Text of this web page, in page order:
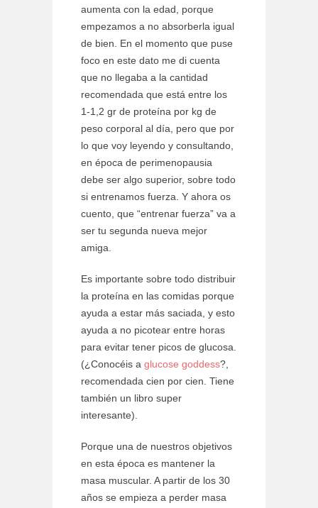
aumenta con la edad, porque
empezamos a no absorberla igual
de bien. En el momento que puse
foco en este dato me di cuenta
que no llegaba a la cantidad
recomendada que está entre los
1-1,2 gr de proteína por kg de
peso corporal al día, pero que por
lo que voy leyendo y consultando,
en época de perimenopausia
debe ser algo superior, sobre todo
si entrenamos fuerza. Y ahora os
cuento, que “entrenar fuerza” va a
ser tu segunda nueva mejor
amiga.
Es importante sobre todo distribuir
la proteína en las comidas porque
ayuda a estar más saciada, y esto
ayuda a no picotear entre horas
para evitar tener picos de glucosa.
(¿Conocéis a glucose goddess?,
recomendada cien por cien. Tiene
también un libro super
interesante).
Porque una de nuestros objetivos
en esta época es mantener la
masa muscular. A partir de los 30
años se empieza a perder masa